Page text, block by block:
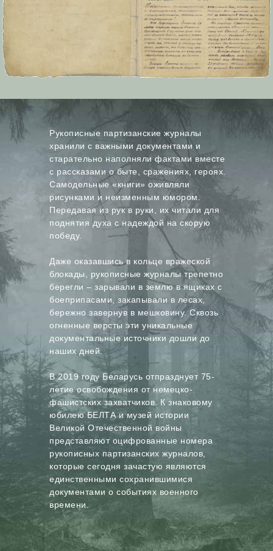
Рукописные партизанские журналы
хранили с важными документами и
старательно наполняли фактами вместе
с рассказами о быте, сражениях, героях.
Самодельные «книги» оживляли
рисунками и неизменным юмором.
Передавая из рук в руки, их читали для
поднятия духа с надеждой на скорую
победу.
Даже оказавшись в кольце вражеской
блокады, рукописные журналы трепетно
берегли – зарывали в землю в ящиках с
боеприпасами, закапывали в лесах,
бережно завернув в мешковину. Сквозь
огненные версты эти уникальные
документальные источники дошли до
наших дней.
В 2019 году Беларусь отпразднует 75-
летие освобождения от немецко-
фашистских захватчиков. К знаковому
юбилею БЕЛТА и музей истории
Великой Отечественной войны
представляют оцифрованные номера
рукописных партизанских журналов,
которые сегодня зачастую являются
единственными сохранившимися
документами о событиях военного
времени.